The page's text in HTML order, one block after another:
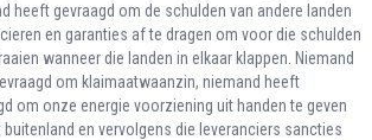
heeft gevraagd om de schulden van andere landen
en garanties af te dragen om voor die schulden
wanneer die landen in elkaar klappen. Niemand
om klaimaatwaanzin, niemand heeft
om onze energie voorziening uit handen te geven
buitenland en vervolgens die leveranciers sancties